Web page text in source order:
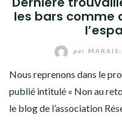
les bars comme
par
Nous reprenons dans le
publié intitulé « Non au
le blog de l’association